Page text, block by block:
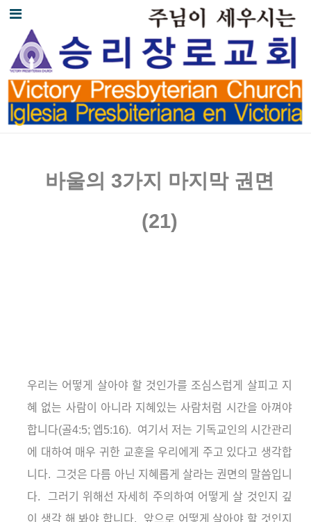
바울의 3가지 마지막 권면
(21)
우리는 어떻게 살아야 할 것인가를 조심스럽게 살피고 지
혜 없는 사람이 아니라 지혜있는 사람처럼 시간을 아껴야
합니다(골4:5; 엡5:16).
여기서 저는 기독교인의 시간관리
에 대하여 매우 귀한 교훈을 우리에게 주고 있다고 생각합
니다. 그것은 다름 아닌 지혜롭게 살라는 권면의 말씀입니
다.
그러기 위해선 자세히 주의하여 어떻게 살 것인지 깊
이 생각 해 봐야 합니다.
앞으로 어떻게 살아야 할 것인지